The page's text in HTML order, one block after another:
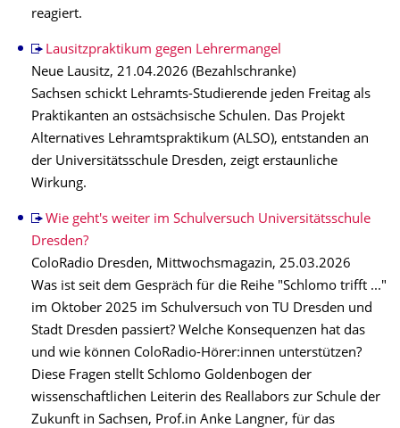
reagiert.
Lausitzpraktikum gegen Lehrermangel
Neue Lausitz, 21.04.2026 (Bezahlschranke)
Sachsen schickt Lehramts-Studierende jeden Freitag als
Praktikanten an ostsächsische Schulen. Das Projekt
Alternatives Lehramtspraktikum (ALSO), entstanden an
der Universitätsschule Dresden, zeigt erstaunliche
Wirkung.
Wie geht's weiter im Schulversuch Universitätsschule
Dresden?
ColoRadio Dresden, Mittwochsmagazin, 25.03.2026
Was ist seit dem Gespräch für die Reihe "Schlomo trifft ..."
im Oktober 2025 im Schulversuch von TU Dresden und
Stadt Dresden passiert? Welche Konsequenzen hat das
und wie können ColoRadio-Hörer:innen unterstützen?
Diese Fragen stellt Schlomo Goldenbogen der
wissenschaftlichen Leiterin des Reallabors zur Schule der
Zukunft in Sachsen, Prof.in Anke Langner, für das